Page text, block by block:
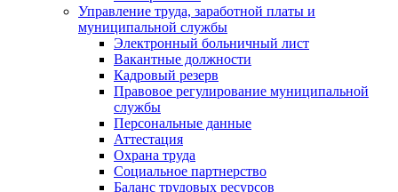
Управление труда, заработной платы и
муниципальной службы
Электронный больничный лист
Вакантные должности
Кадровый резерв
Правовое регулирование муниципальной
службы
Персональные данные
Аттестация
Охрана труда
Социальное партнерство
Баланс трудовых ресурсов